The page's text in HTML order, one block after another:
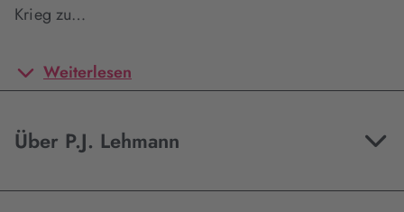
Krieg zu…
Weiterlesen
Über P.J. Lehmann